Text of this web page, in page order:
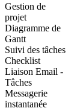
Gestion de
projet
Diagramme de
Gantt
Suivi des tâches
Checklist
Liaison Email -
Tâches
Messagerie
instantanée